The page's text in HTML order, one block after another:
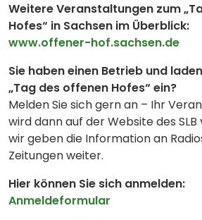
Weitere Veranstaltungen zum
Hofes“ in Sachsen im Überblick:
www.offener-hof.sachsen.de
Sie haben einen Betrieb und
„Tag des offenen Hofes“ ein?
Melden Sie sich gern an – Ihr
wird dann auf der Website des
wir geben die Information an
Zeitungen weiter.
Hier können Sie sich anmelden:
Anmeldeformular